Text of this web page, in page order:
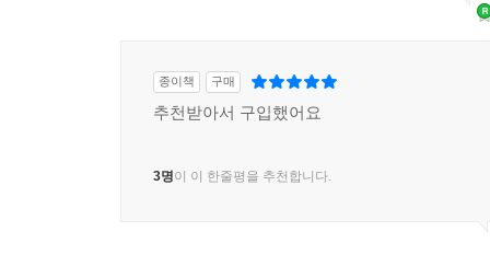
종이책 구매
추천받아서 구입했어요
3명이 이 한줄평을 추천합니다.